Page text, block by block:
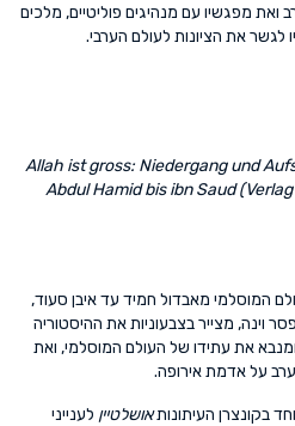
ואת מפגשיו עם מנהיגים פוליטיים, מלכים
Allah ist gross: Niedergang und
Abdul Hamid bis ibn Saud(Verlag
המוסלמי מאבדול חמיד עד איבן סעוד,
ידי הוצאת פסר וינה, מצייר בצבעוניות את ההיסטוריה
את עתידו של העולם המוסלמי, ואת
על אדמת אירופה.
בקונצרן העיתונותאושלטיין לענייני